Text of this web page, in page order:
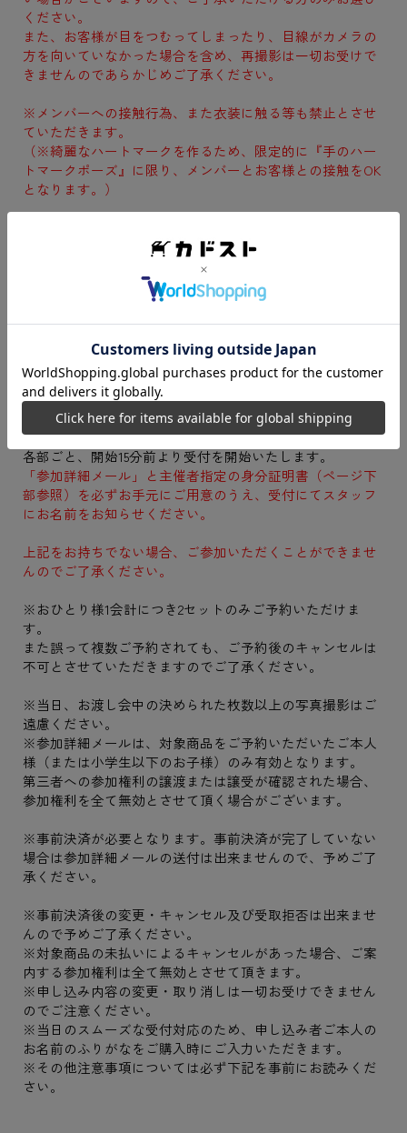
ください。
また、お客様が目をつむってしまったり、目線がカメラの
方を向いていなかった場合を含め、再撮影は一切お受けで
きませんのであらかじめご了承ください。
※メンバーへの接触行為、また衣装に触る等も禁止とさせ
ていただきます。
（※綺麗なハートマークを作るため、限定的に『手のハー
トマークポーズ』に限り、メンバーとお客様との接触をOK
となります。）
スマホ撮影会にて動画モードで撮影が行われたことが判明
した場合、該当の動画や画像を削除させていただきます。
（※画面録画機能の使用、録音の場合も動画撮影と同様と
みなします。）
なお、その際の返金・撮り直しもいたしません。
あらかじめご了承くださいますよう、お願い申し上げま
す。
●お渡し会参加方法
各部ごと、開始15分前より受付を開始いたします。
「参加詳細メール」と主催者指定の身分証明書（ページ下
部参照）を必ずお手元にご用意のうえ、受付にてスタッフ
にお名前をお知らせください。
上記をお持ちでない場合、ご参加いただくことができませ
んのでご了承ください。
※おひとり様1会計につき2セットのみご予約いただけま
す。
また誤って複数ご予約されても、ご予約後のキャンセルは
不可とさせていただきますのでご了承ください。
※当日、お渡し会中の決められた枚数以上の写真撮影はご
遠慮ください。
※参加詳細メールは、対象商品をご予約いただいたご本人
様（または小学生以下のお子様）のみ有効となります。
第三者への参加権利の譲渡または譲受が確認された場合、
参加権利を全て無効とさせて頂く場合がございます。
※事前決済が必要となります。事前決済が完了していない
場合は参加詳細メールの送付は出来ませんので、予めご了
承ください。
※事前決済後の変更・キャンセル及び受取拒否は出来ませ
んので予めご了承ください。
※対象商品の未払いによるキャンセルがあった場合、ご案
内する参加権利は全て無効とさせて頂きます。
※申し込み内容の変更・取り消しは一切お受けできません
のでご注意ください。
※当日のスムーズな受付対応のため、申し込み者ご本人の
お名前のふりがなをご購入時にご入力いただきます。
※その他注意事項については必ず下記を事前にお読みくだ
さい。